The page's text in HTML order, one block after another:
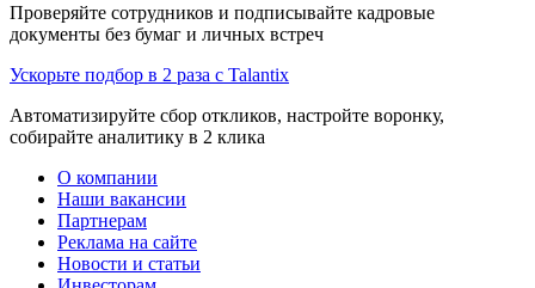
Проверяйте сотрудников и подписывайте кадровые
документы без бумаг и личных встреч
Ускорьте подбор в 2 раза с Talantix
Автоматизируйте сбор откликов, настройте воронку,
собирайте аналитику в 2 клика
О компании
Наши вакансии
Партнерам
Реклама на сайте
Новости и статьи